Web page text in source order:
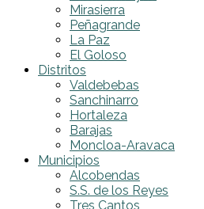
Mirasierra
Peñagrande
La Paz
El Goloso
Distritos
Valdebebas
Sanchinarro
Hortaleza
Barajas
Moncloa-Aravaca
Municipios
Alcobendas
S.S. de los Reyes
Tres Cantos